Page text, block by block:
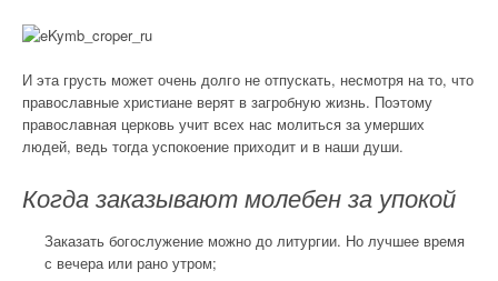
И эта грусть может очень долго не отпускать, несмотря на то, что
православные христиане верят в загробную жизнь. Поэтому
православная церковь учит всех нас молиться за умерших
людей, ведь тогда успокоение приходит и в наши души.
Когда заказывают молебен за упокой
Заказать богослужение можно до литургии. Но лучшее время
с вечера или рано утром;